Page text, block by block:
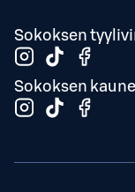
Sokoksen
Sokoksen